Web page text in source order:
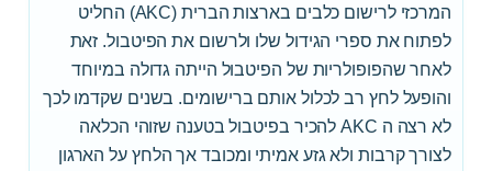
המרכזי לרישום כלבים בארצות הברית (AKC) החליט
לפתוח את ספרי הגידול שלו ולרשום את הפיטבול. זאת
לאחר שהפופולריות של הפיטבול הייתה גדולה במיוחד
והופעל לחץ רב לכלול אותם ברישומים. בשנים שקדמו לכך
לא רצה ה AKC להכיר בפיטבול בטענה שזוהי הכלאה
לצורך קרבות ולא גזע אמיתי ומכובד אך הלחץ על הארגון